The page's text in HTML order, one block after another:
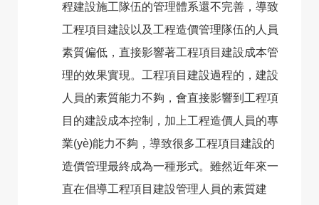
程建設施工隊伍的管理體系還不完善，導致
工程項目建設以及工程造價管理隊伍的人員
素質偏低，直接影響著工程項目建設成本管
理的效果實現。工程項目建設過程的，建設
人員的素質能力不夠，會直接影響到工程項
目的建設成本控制，加上工程造價人員的專
業(yè)能力不夠，導致很多工程項目建設的
造價管理最終成為一種形式。雖然近年來一
直在倡導工程項目建設管理人員的素質建